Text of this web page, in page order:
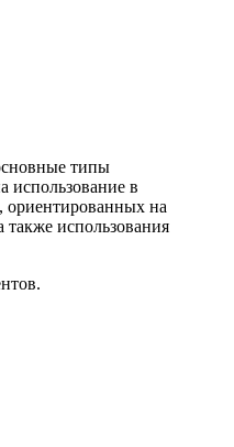
типы
использование в
ориентированных на
также использования